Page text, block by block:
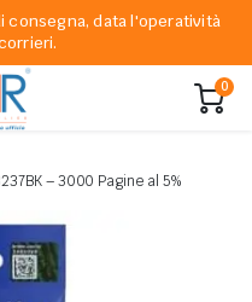
consegna, data l'operatività
0
– 3000 Pagine al 5%